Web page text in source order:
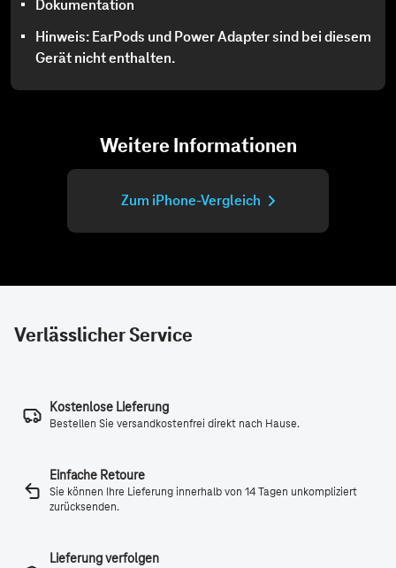
Verlässlicher Service
Kostenlose Lieferung
Bestellen Sie versandkostenfrei direkt nach Hause.
Einfache Retoure
Sie können Ihre Lieferung innerhalb von 14 Tagen unkompliziert
zurücksenden.
Lieferung verfolgen